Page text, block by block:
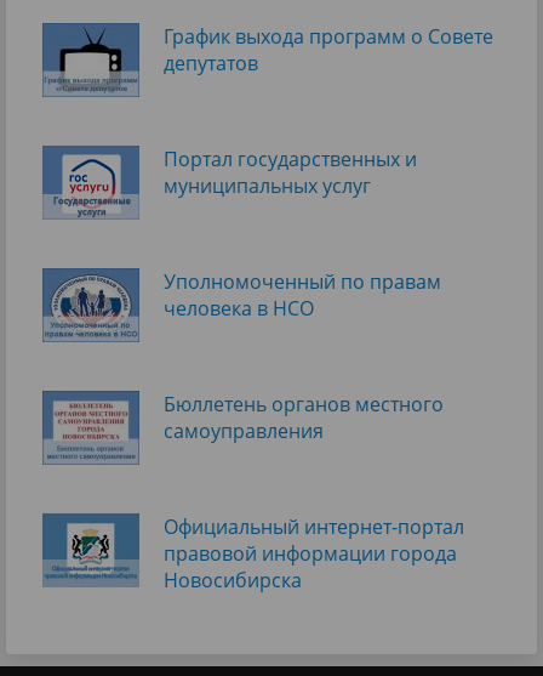
График выхода программ о Cовете
депутатов
Портал государственных и
муниципальных услуг
Уполномоченный по правам
человека в НСО
Бюллетень органов местного
самоуправления
Официальный интернет-портал
правовой информации города
Новосибирска